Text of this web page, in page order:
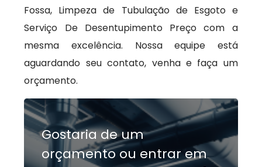
Fossa, Limpeza de Tubulação de Esgoto e
Serviço De Desentupimento Preço com a
mesma excelência. Nossa equipe está
aguardando seu contato, venha e faça um
orçamento.
Gostaria de um
orçamento ou entrar em